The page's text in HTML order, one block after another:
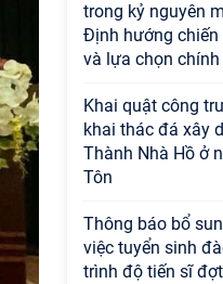
trong kỷ nguyên
Định hướng chiến
và lựa chọn chính
Khai quật công
khai thác đá xây
Thành Nhà Hồ ở
Tôn
Thông báo bổ
việc tuyển sinh
trình độ tiến sĩ